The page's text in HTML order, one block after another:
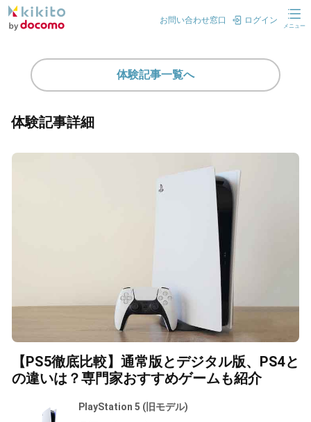
お問い合わせ窓口 ログイン
メニュー
体験記事一覧へ
体験記事詳細
【PS5徹底比較】通常版とデジタル版、PS4と
の違いは？専門家おすすめゲームも紹介
PlayStation 5 (旧モデル)